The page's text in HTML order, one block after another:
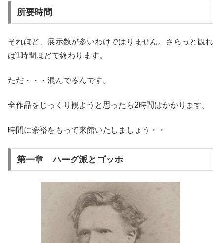
所要時間
それほど、展示数が多いわけではりません。さらっと観れ
ば1時間ほどで終わります。
ただ・・・混んでるんです。
全作品をじっくり観ようと思ったら2時間はかかります。
時間に余裕をもって来館いたしましょう・・
第一章 ハーグ派とゴッホ